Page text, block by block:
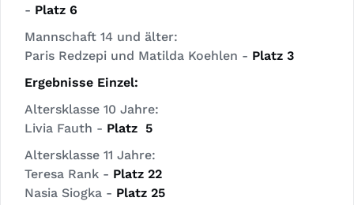
- Platz 6
Mannschaft 14 und älter:
Paris Redzepi und Matilda Koehlen - Platz 3
Ergebnisse Einzel:
Altersklasse 10 Jahre:
Livia Fauth - Platz 5
Altersklasse 11 Jahre:
Teresa Rank - Platz 22
Nasia Siogka - Platz 25